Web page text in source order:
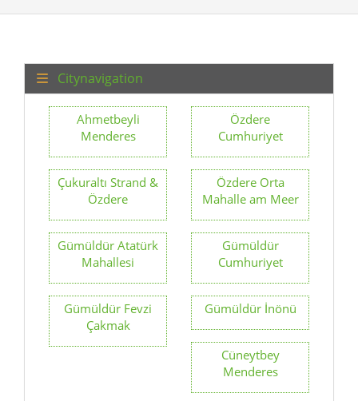
Citynavigation
Ahmetbeyli
Menderes
Özdere
Cumhuriyet
Çukuraltı Strand &
Özdere
Özdere Orta
Mahalle am Meer
Gümüldür Atatürk
Mahallesi
Gümüldür
Cumhuriyet
Gümüldür Fevzi
Çakmak
Gümüldür İnönü
Cüneytbey
Menderes